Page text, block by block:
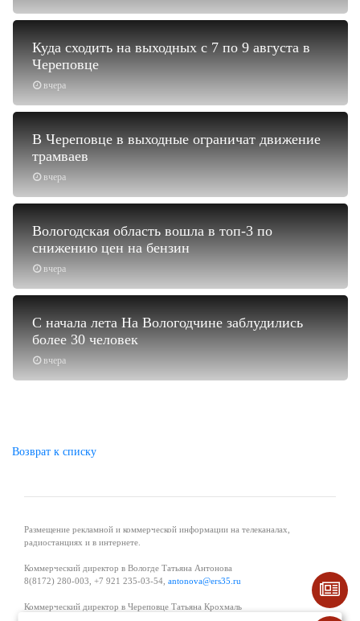
вчера
Куда сходить на выходных с 7 по 9 августа в
Череповце
вчера
В Череповце в выходные ограничат движение
трамваев
вчера
Вологодская область вошла в топ-3 по
снижению цен на бензин
вчера
С начала лета На Вологодчине заблудились
более 30 человек
Возврат к списку
Размещение рекламной и коммерческой информации на телеканалах,
радиостанциях и в интернете.
Коммерческий директор в Вологде Татьяна Антонова
8(8172) 280-003, +7 921 235-03-54, antonova@ers35.ru
Коммерческий директор в Череповце Татьяна Крохмаль